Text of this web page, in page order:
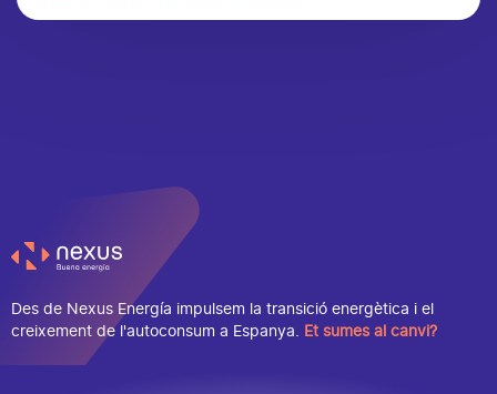
Des de Nexus Energía impulsem la transició energètica i el
creixement de l'autoconsum a Espanya. Et sumes al canvi?